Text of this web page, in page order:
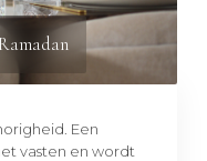
Een
vasten en wordt